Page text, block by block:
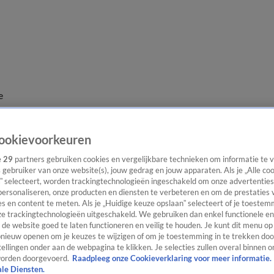
29 partners gebruiken cookies en vergelijkbare technieken om informatie te
gebruiker van onze website(s), jouw gedrag en jouw apparaten. Als je „Alle
selecteert, worden trackingtechnologieën ingeschakeld om onze
onze producten en diensten te verbeteren en om de prestaties
en content te meten. Als je „Huidige keuze opslaan” selecteert of je
trackingtechnologieën uitgeschakeld. We gebruiken dan enkel functionele
de website goed te laten functioneren en veilig te houden. Je kunt dit menu
openen om je keuzes te wijzigen of om je toestemming in te trekken
onder aan de webpagina te klikken. Je selecties zullen overal binnen
doorgevoerd. Raadpleeg onze Cookieverklaring voor meer informatie.
Diensten.